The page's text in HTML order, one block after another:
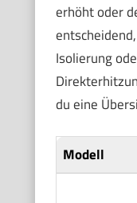
erhöht oder
Isolierung
du eine
Modell